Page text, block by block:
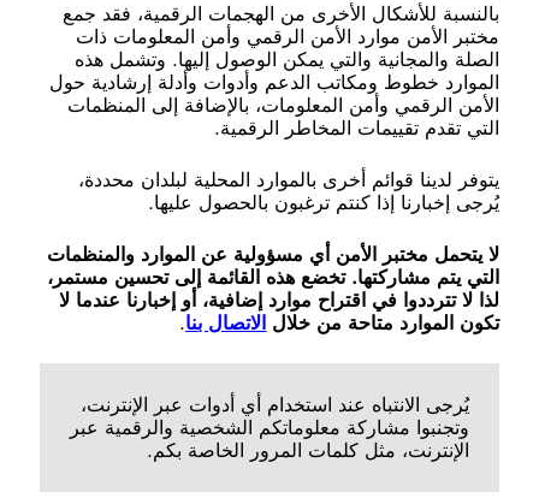
بالنسبة للأشكال الأخرى من الهجمات الرقمية، فقد جمع
مختبر الأمن موارد الأمن الرقمي وأمن المعلومات ذات
الصلة والمجانية والتي يمكن الوصول إليها. وتشمل هذه
الموارد خطوط ومكاتب الدعم وأدوات وأدلة إرشادية حول
الأمن الرقمي وأمن المعلومات، بالإضافة إلى المنظمات
التي تقدم تقييمات المخاطر الرقمية.
يتوفر لدينا قوائم أخرى بالموارد المحلية لبلدان محددة،
يُرجى إخبارنا إذا كنتم ترغبون بالحصول عليها.
لا يتحمل مختبر الأمن أي مسؤولية عن الموارد والمنظمات
التي يتم مشاركتها. تخضع هذه القائمة إلى تحسين مستمر،
لذا لا تترددوا في اقتراح موارد إضافية، أو إخبارنا عندما لا
تكون الموارد متاحة من خلال الاتصال بنا.
يُرجى الانتباه عند استخدام أي أدوات عبر الإنترنت،
وتجنبوا مشاركة معلوماتكم الشخصية والرقمية عبر
الإنترنت، مثل كلمات المرور الخاصة بكم.